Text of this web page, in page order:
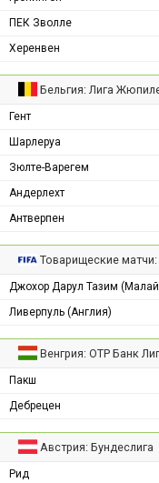
ПЕК Зволле
Херенвен
Бельгия: Лига
Гент
Шарлеруа
Зюлте-Варегем
Андерлехт
Антверпен
Товарищеские
Джохор Дарул Тазим
Ливерпуль (Англия)
Венгрия: ОТР Банк
Пакш
Дебрецен
Австрия: Бундеслига
Рид